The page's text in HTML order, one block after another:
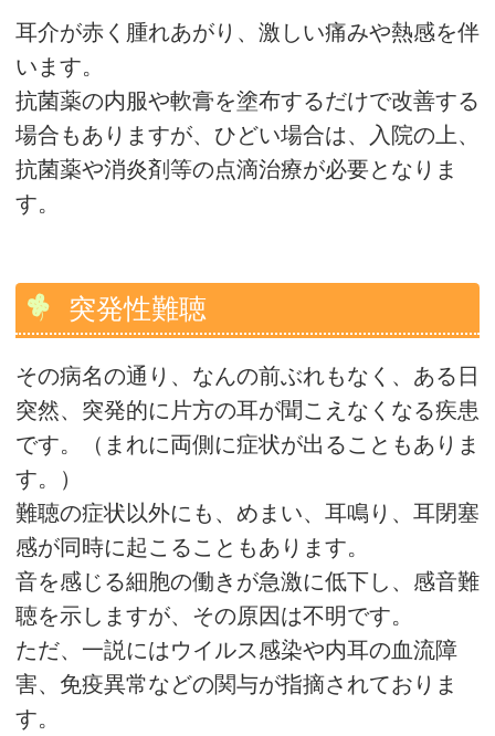
耳介が赤く腫れあがり、激しい痛みや熱感を伴
います。
抗菌薬の内服や軟膏を塗布するだけで改善する
場合もありますが、ひどい場合は、入院の上、
抗菌薬や消炎剤等の点滴治療が必要となりま
す。
突発性難聴
その病名の通り、なんの前ぶれもなく、ある日
突然、突発的に片方の耳が聞こえなくなる疾患
です。（まれに両側に症状が出ることもありま
す。）
難聴の症状以外にも、めまい、耳鳴り、耳閉塞
感が同時に起こることもあります。
音を感じる細胞の働きが急激に低下し、感音難
聴を示しますが、その原因は不明です。
ただ、一説にはウイルス感染や内耳の血流障
害、免疫異常などの関与が指摘されておりま
す。